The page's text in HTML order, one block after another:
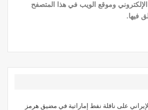
وموقع الويب في هذا المتصفح
فيها.
على ناقلة نفط إماراتية في مضيق هرمز